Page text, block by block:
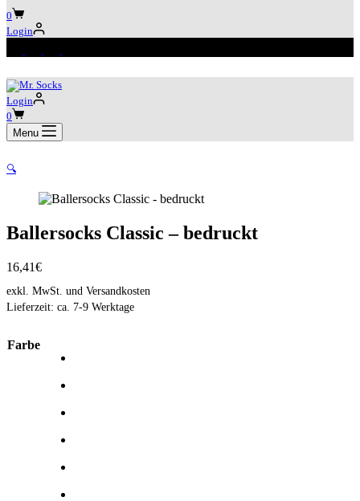
Warenkorb
0
Login
Login
Warenkorb
0
Menu
🔍
Ballersocks Classic – bedruckt
16,41€
exkl. MwSt. und Versandkosten
Lieferzeit: ca. 7-9 Werktage
Farbe